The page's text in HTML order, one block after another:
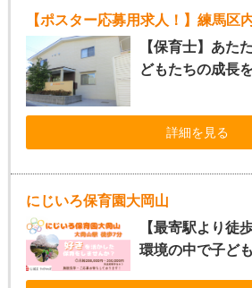
【保育士】あた
どもたちの成長
詳細を見る
にじいろ保育園大岡山
【最寄駅より徒
環境の中で子ど